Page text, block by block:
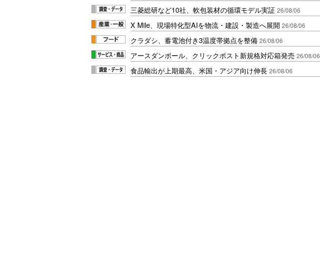
三菱総研など10社、軟包装材の循環モデル実証 26/08/06
X Mile、現場特化型AIを物流・建設・製造へ展開 26/08/06
クラダシ、蓄電池付き3温度帯拠点を整備 26/08/06
アースダンボール、クリックポスト新規格対応箱発売 26/08/06
食品輸出が上期最高、米国・アジア向け伸長 26/08/06